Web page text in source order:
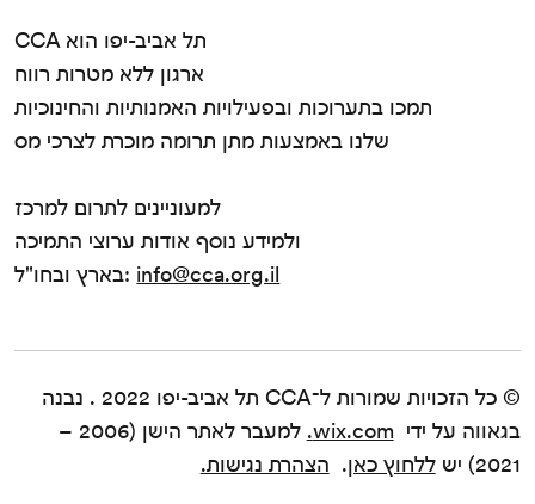
© כל הזכויות שמורות ל־CCA תל אביב-יפו 2022 . נבנה
בגאווה על ידי wix.com.
למעבר לאתר הישן (2006 –
2021) יש
ללחוץ כאן. הצהרת נגישות.
CCA תל אביב-יפו הוא
ארגון ללא מטרות רווח
תמכו בתערוכות ובפעילויות האמנותיות והחינוכיות
שלנו באמצעות מתן תרומה מוכרת לצרכי מס
למעוניינים לתרום למרכז
ולמידע נוסף אודות ערוצי התמיכה
בארץ ובחו"ל: info@cca.org.il